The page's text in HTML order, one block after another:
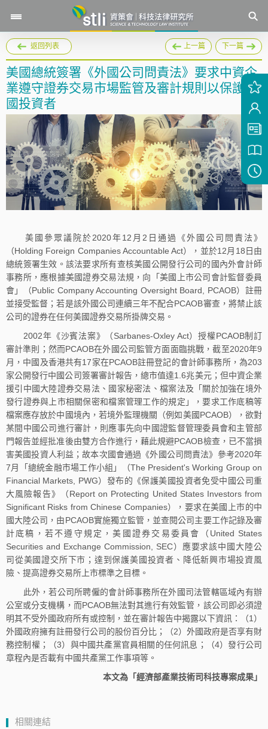
返回列表 上一篇 下一篇
美國總統簽署《外國公司問責法》要求中資企
業遵守證券交易市場監管及審計規則以保護美
國投資者
美國參眾議院於2020年12月2日通過《外國公司問責法》
（Holding Foreign Companies Accountable Act），並於12月18日由
總統簽署生效。該法要求所有查核美國公開發行公司的國內外會計師
事務所，應根據美國證券交易法規，向「美國上市公司會計監督委員
會」（Public Company Accounting Oversight Board, PCAOB）註冊
並接受監督；若是該外國公司連續三年不配合PCAOB審查，將禁止該
公司的證券在任何美國證券交易所掛牌交易。
2002年《沙賓法案》（Sarbanes-Oxley Act）授權PCAOB制訂
審計準則；然而PCAOB在外國公司監管方面面臨挑戰，截至2020年9
月，中國及香港共有17家在PCAOB註冊登記的會計師事務所，為203
家公開發行中國公司簽署審計報告，總市值達1.6兆美元；但中資企業
援引中國大陸證券交易法、國家秘密法、檔案法及「關於加強在境外
發行證券與上市相關保密和檔案管理工作的規定」，要求工作底稿等
檔案應存放於中國境內，若境外監理機關（例如美國PCAOB），欲對
某間中國公司進行審計，則應事先向中國證監督管理委員會和主管部
門報告並經批准後由雙方合作進行，藉此規避PCAOB檢查，已不當損
害美國投資人利益；故本次國會通過《外國公司問責法》參考2020年
7月「總統金融市場工作小組」（The President's Working Group on
Financial Markets, PWG）發布的《保護美國投資者免受中國公司重
大風險報告》（Report on Protecting United States Investors from
Significant Risks from Chinese Companies），要求在美國上市的中
國大陸公司，由PCAOB實施獨立監管，並查閱公司主要工作記錄及審
計底稿，若不遵守規定，美國證券交易委員會（United States
Securities and Exchange Commission, SEC）應要求該中國大陸公
司從美國證交所下市；達到保護美國投資者、降低新興市場投資風
險、提高證券交易所上市標準之目標。
此外，若公司所聘僱的會計師事務所在外國司法管轄區域內有辦
公室或分支機構，而PCAOB無法對其進行有效監管，該公司即必須證
明其不受外國政府所有或控制，並在審計報告中揭露以下資訊：（1）
外國政府擁有註冊發行公司的股份百分比；（2）外國政府是否享有財
務控制權；（3）與中國共產黨官員相關的任何訊息；（4）發行公司
章程內是否載有中國共產黨工作事項等。
本文為「經濟部產業技術司科技專案成果」
相關連結